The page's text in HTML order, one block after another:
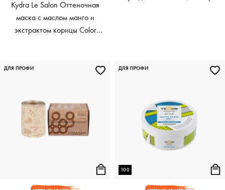
Kydra Le Salon Оттеночная
маска с маслом манго и
экстрактом корицы Color
ДЛЯ ПРОФИ
100
ДЛЯ ПРОФИ